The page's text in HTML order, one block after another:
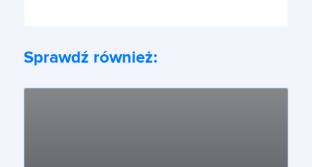
Sprawdź również: